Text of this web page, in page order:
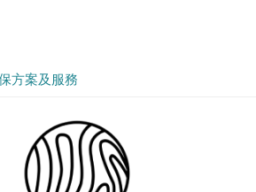
方案及服務